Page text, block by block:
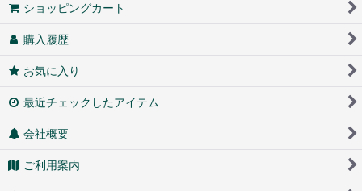
ショッピングカート
購入履歴
お気に入り
最近チェックしたアイテム
会社概要
ご利用案内